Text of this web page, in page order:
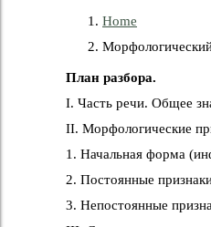
Home
Морфологический
План разбора.
I. Часть речи. Общее
II. Морфологические
1. Начальная форма
2. Постоянные
3. Непостоянные